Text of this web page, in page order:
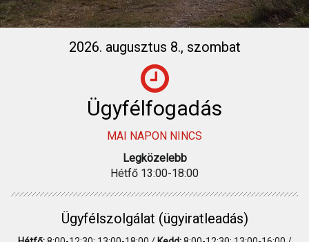
2026. augusztus 8., szombat
Ügyfélfogadás
MAI NAPON NINCS
Legközelebb
Hétfő 13:00-18:00
Ügyfélszolgálat (ügyiratleadás)